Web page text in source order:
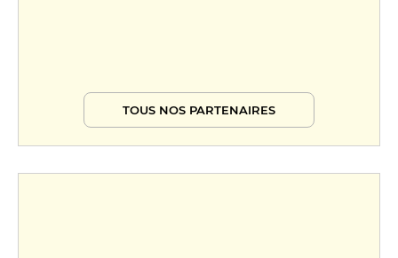
TOUS NOS PARTENAIRES